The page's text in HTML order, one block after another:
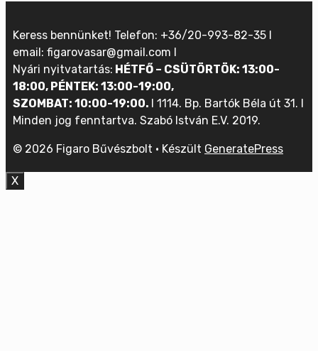
Keress bennünket! Telefon: +36/20-993-82-35 I
email: figarovasar@gmail.com I
Nyári nyitvatartás: HÉTFŐ – CSÜTÖRTÖK: 13:00-
18:00, PÉNTEK: 13:00-19:00,
SZOMBAT: 10:00-19:00.
I 1114. Bp. Bartók Béla út 31. I
Minden jog fenntartva. Szabó István E.V. 2019.
© 2026 Figaro Bűvészbolt • Készült GeneratePress
X